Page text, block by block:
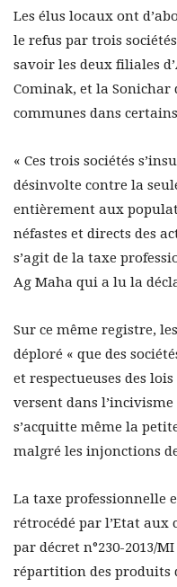
Les élus locaux ont
le refus par trois
savoir les deux filiales
Cominak, et la
communes dans
« Ces trois sociétés
désinvolte contre la
entièrement aux
néfastes et directs des
s’agit de la taxe
Ag Maha qui a lu la
Sur ce même registre,
déploré « que des
et respectueuses des
versent dans
s’acquitte même la
malgré les injonctions
La taxe professionnelle
rétrocédé par l’Etat
par décret n°230-2013/
répartition des produits